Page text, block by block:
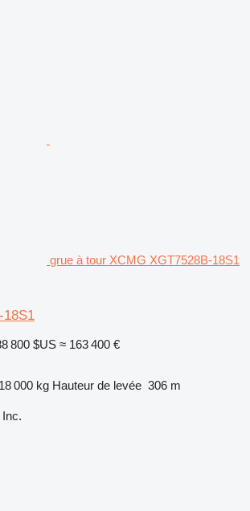
grue à tour XCMG XGT7528B-18S1
18S1
800 $US ≈ 163 400 €
18 000 kg Hauteur de levée 306 m